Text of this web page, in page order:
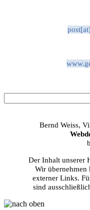
Bernd Weiss,
Der Inhalt unserer
Wir
externer Links.
sind